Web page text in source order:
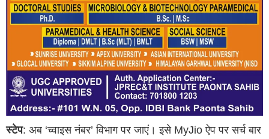
स्टेप: अब ‘च्वाइस नंबर’ विभाग पर जाएं। इसे MyJio ऐप पर सर्च बार